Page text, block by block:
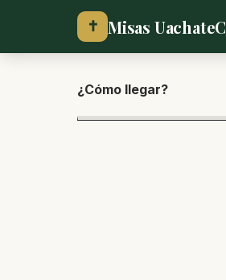
✝ Misas UachateC
¿Cómo llegar?